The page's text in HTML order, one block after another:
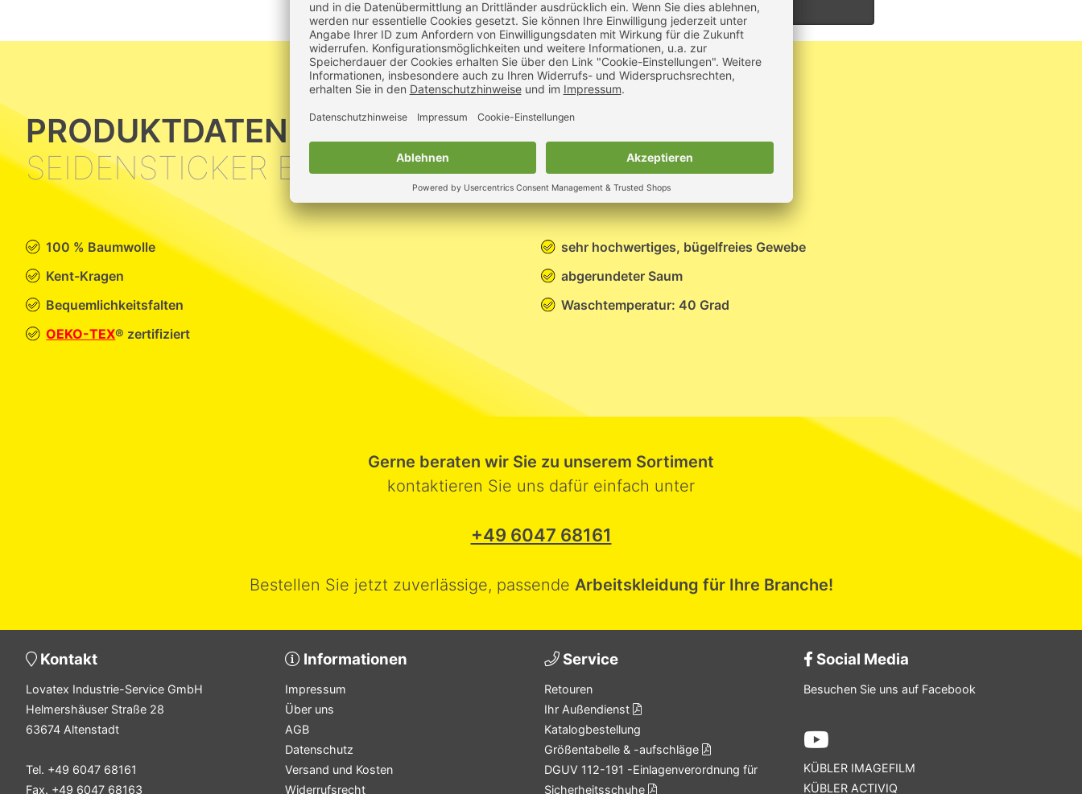
Noch Fragen zum Produkt?
PRODUKTDATEN
SEIDENSTICKER Blusen Kurzarm
100 % Baumwolle
sehr hochwertiges, bügelfreies Gewebe
Kent-Kragen
abgerundeter Saum
Bequemlichkeitsfalten
Waschtemperatur: 40 Grad
OEKO-TEX® zertifiziert
Gerne beraten wir Sie zu unserem Sortiment
kontaktieren Sie uns dafür einfach unter
+49 6047 68161
Bestellen Sie jetzt zuverlässige, passende Arbeitskleidung für Ihre Branche!
Kontakt
Lovatex Industrie-Service GmbH
Helmershäuser Straße 28
63674 Altenstadt
Tel. +49 6047 68161
Fax. +49 6047 68163
Informationen
Impressum
Über uns
AGB
Datenschutz
Versand und Kosten
Widerrufsrecht
Service
Retouren
Ihr Außendienst
Katalogbestellung
Größentabelle & -aufschläge
DGUV 112-191 -Einlagenverordnung für
Sicherheitsschuhe
Social Media
Besuchen Sie uns auf Facebook
KÜBLER IMAGEFILM
KÜBLER ACTIVIQ